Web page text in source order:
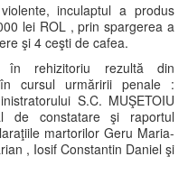
inculaptul a produs
lei ROL , prin spargerea a
şi 4 ceşti de cafea.
rehizitoriu rezultă din
cursul urmăririi penale :
S.C. MUŞETOIU
de constatare şi raportul
martorilor Geru Maria-
, Iosif Constantin Daniel şi